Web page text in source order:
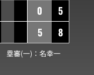
0
5
5
8
塁審(一)： 名幸一